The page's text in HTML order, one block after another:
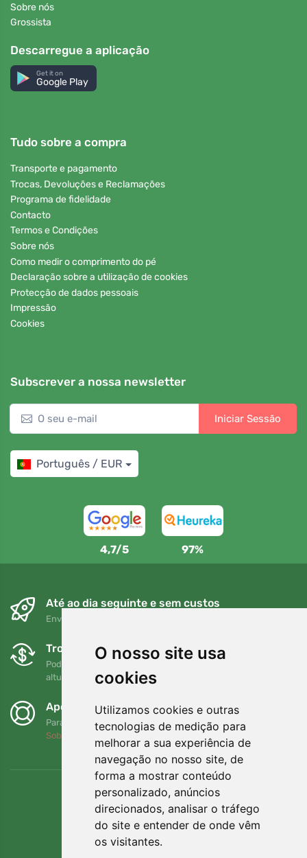
O nosso site usa
cookies
Utilizamos cookies e outras
tecnologias de medição para
melhorar a sua experiência de
navegação no nosso site, de
forma a mostrar conteúdo
personalizado, anúncios
direcionados, analisar o tráfego
do site e entender de onde vêm
os visitantes.
Sobre nós
Grossista
Descarregue a aplicação
Get it on
Google Play
Tudo sobre a compra
Transporte e pagamento
Trocas, Devoluções e Reclamações
Programa de fidelidade
Contacto
Termos e Condições
Sobre nós
Como medir o comprimento do pé
Declaração sobre a utilização de cookies
Protecção de dados pessoais
Impressão
Cookies
Subscrever a nossa newsletter
Iniciar Sessão
Português / EUR
4,7/5 97%
Até ao dia seguinte e sem custos
Envio gratuito para encomendas superiores a 80 EUR
Trocas e devoluções gratuitas
Pode devolver ou trocar a sua encomenda em qualquer
altura no prazo de 90 dias
Apoiamos a Trees.org
Para cada encomenda plantamos uma árvore! Leia mais
Sobre nós